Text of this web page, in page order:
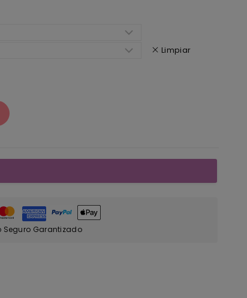
Limpiar
Seguro Garantizado